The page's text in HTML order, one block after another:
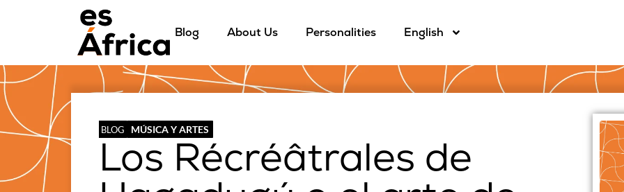
Blog About Us Personalities English
BLOG MÚSICA Y ARTES
Los Récréâtrales de